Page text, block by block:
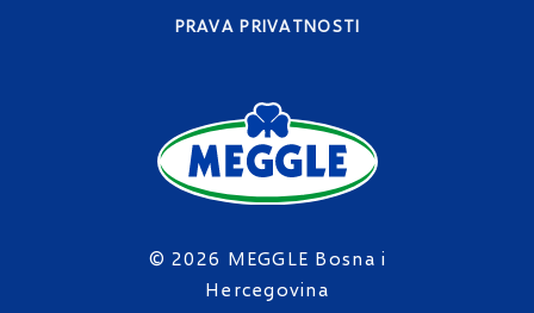
PRAVA PRIVATNOSTI
© 2026 MEGGLE Bosna i
Hercegovina